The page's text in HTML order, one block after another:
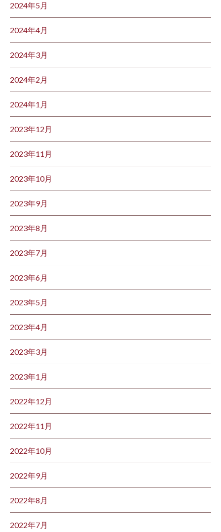
2024年5月
2024年4月
2024年3月
2024年2月
2024年1月
2023年12月
2023年11月
2023年10月
2023年9月
2023年8月
2023年7月
2023年6月
2023年5月
2023年4月
2023年3月
2023年1月
2022年12月
2022年11月
2022年10月
2022年9月
2022年8月
2022年7月